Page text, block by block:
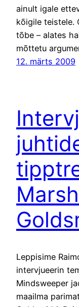
ainult igale
kõigile teistele.
tõbe – alates
mõttetu
12. märts 2009
Leppisime
intervjueerin
Mindsweeper
maailma